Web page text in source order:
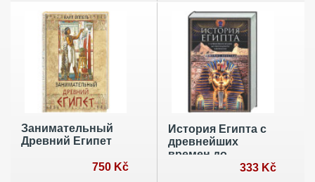
гг. до нашей эры
Средиземноморья
Занимательный
Древний Египет
750 Kč
История Египта c
древнейших
времен до
333 Kč